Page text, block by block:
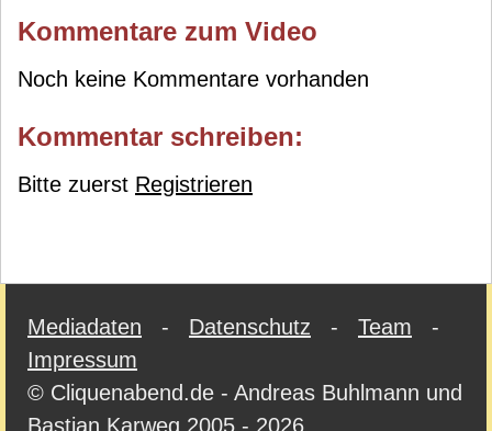
Kommentare zum Video
Noch keine Kommentare vorhanden
Kommentar schreiben:
Bitte zuerst Registrieren
Mediadaten - Datenschutz - Team -
Impressum
© Cliquenabend.de - Andreas Buhlmann und
Bastian Karweg 2005 - 2026